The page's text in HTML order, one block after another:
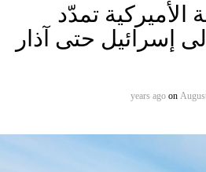
الأميركية تمدّد
إسرائيل حتى آذار
on